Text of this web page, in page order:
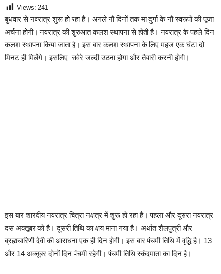
Views: 241
बुधवार से नवरात्र शुरू हो रहा है। अगले नौ दिनों तक मां दुर्गा के नौ स्वरूपों की पूजा
अर्चना होगी। नवरात्र की शुरुआत कलश स्थापना से होती है। नवरात्र के पहले दिन
कलश स्थापना किया जाता है। इस बार कलश स्थापना के लिए महज एक घंटा दो
मिनट ही मिलेंगे। इसलिए सवेरे जल्दी उठना होगा और तैयारी करनी होगी।
इस बार शारदीय नवरात्र चित्रा नक्षत्र में शुरू हो रहा है। पहला और दूसरा नवरात्र
दस अक्तूबर को है। दूसरी तिथि का क्षय माना गया है। अर्थात शैलपुत्री और
ब्रह्मचारिणी देवी की आराधना एक ही दिन होगी। इस बार पंचमी तिथि में वृद्धि है। 13
और 14 अक्तूबर दोनों दिन पंचमी रहेगी। पंचमी तिथि स्कंदमाता का दिन है।